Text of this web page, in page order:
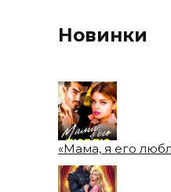
Новинки
«Мама, я его